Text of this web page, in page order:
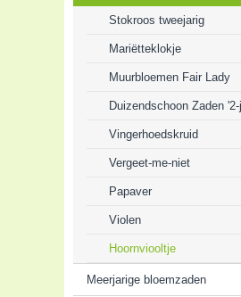
Stokroos tweejarig
Mariëtteklokje
Muurbloemen Fair Lady
Duizendschoon Zaden
Vingerhoedskruid
Vergeet-me-niet
Papaver
Violen
Hoornviooltje
Meerjarige bloemzaden